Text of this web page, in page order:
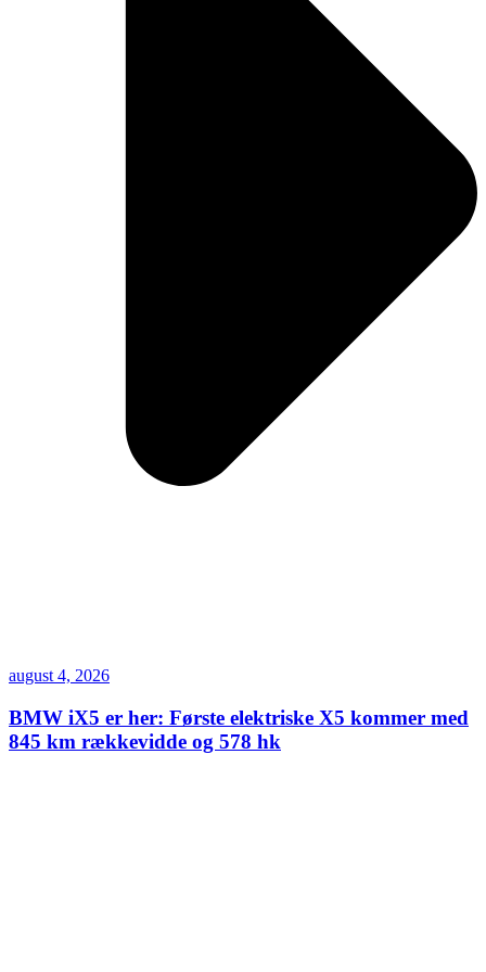
august 4, 2026
BMW iX5 er her: Første elektriske X5 kommer med
845 km rækkevidde og 578 hk